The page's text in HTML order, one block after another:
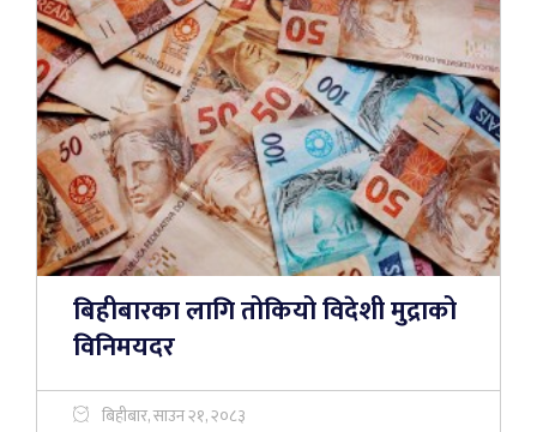
बिहीबारका लागि तोकियो विदेशी मुद्राको
विनिमयदर
बिहीबार, साउन २१, २०८३